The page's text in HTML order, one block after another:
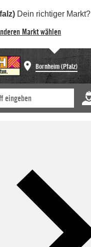
Dein richtiger Markt?
Markt wählen
Bornheim (Pfalz)